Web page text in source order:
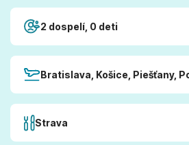
2 dospelí, 0 deti
Bratislava, Košice, Piešťany,
Strava